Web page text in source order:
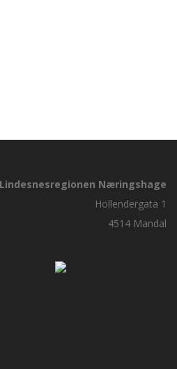
Lindesnesregionen Næringshage
Hollendergata 1
4514 Mandal